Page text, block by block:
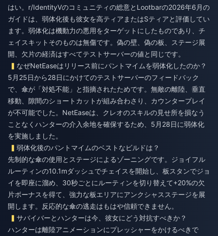
はい。r/IdentityVのコミュニティの総意とLootbarの2026年6月の
ガイドは、弱体化後も彼女を高ティアまたはSティアと評価してい
ます。弱体化は機動力の悪用をターゲットにしたものであり、チ
ェイスキットそのものは無傷です。偽の壁、偽の板、ステージ展
開、欠片の経済はすべてテストサーバーの値と同じです。
なぜNetEaseはリリース前にパントマイムを弱体化したのか？
5月25日から28日にかけてのテストサーバーのフィードバック
で、傘が「対処不能」と指摘されたためです。無敵の離陸、垂直
移動、隙間のショートカットが組み合わさり、カウンタープレイ
が不可能でした。NetEaseは、クレオのスキルの見せ所を損なう
ことなくハンターの介入余地を確保するため、5月28日に弱体化
を実施しました。
弱体化後のパントマイムのベストなビルドは？
先制的な傘の使用とステージによるゾーニングです。ジョイフル
ルーティンの10.1mダッシュでチェイスを開始し、板スタンでジョ
イを即座に溜め、30秒ごとにルーティンを切り替えて+20%の欠
片ボーナスを得て、強力な板エリアにアンクシャスステージを展
開します。反応的な傘の逃走はもはや信頼できません。
サバイバーとハンターは今、彼女にどう対抗すべきか？
ハンターは離陸アニメーションにプレッシャーをかけるべきで